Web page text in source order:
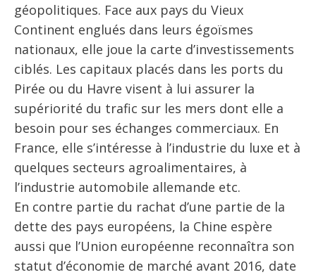
géopolitiques. Face aux pays du Vieux
Continent englués dans leurs égoïsmes
nationaux, elle joue la carte d’investissements
ciblés. Les capitaux placés dans les ports du
Pirée ou du Havre visent à lui assurer la
supériorité du trafic sur les mers dont elle a
besoin pour ses échanges commerciaux. En
France, elle s’intéresse à l’industrie du luxe et à
quelques secteurs agroalimentaires, à
l’industrie automobile allemande etc.
En contre partie du rachat d’une partie de la
dette des pays européens, la Chine espère
aussi que l’Union européenne reconnaîtra son
statut d’économie de marché avant 2016, date